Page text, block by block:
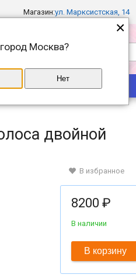
Магазин:ул. Марксистская, 14
Магазины
двойной
В избранное
8200 ₽
В наличии
В корзину
×
Москва?
Нет